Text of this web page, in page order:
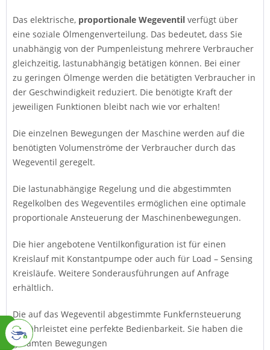
Das elektrische, proportionale Wegeventil verfügt über
eine soziale Ölmengenverteilung. Das bedeutet, dass Sie
unabhängig von der Pumpenleistung mehrere Verbraucher
gleichzeitig, lastunabhängig betätigen können. Bei einer
zu geringen Ölmenge werden die betätigten Verbraucher in
der Geschwindigkeit reduziert. Die benötigte Kraft der
jeweiligen Funktionen bleibt nach wie vor erhalten!
Die einzelnen Bewegungen der Maschine werden auf die
benötigten Volumenströme der Verbraucher durch das
Wegeventil geregelt.
Die lastunabhängige Regelung und die abgestimmten
Regelkolben des Wegeventiles ermöglichen eine optimale
proportionale Ansteuerung der Maschinenbewegungen.
Die hier angebotene Ventilkonfiguration ist für einen
Kreislauf mit Konstantpumpe oder auch für Load – Sensing
Kreisläufe. Weitere Sonderausführungen auf Anfrage
erhältlich.
Die auf das Wegeventil abgestimmte Funkfernsteuerung
gewährleistet eine perfekte Bedienbarkeit. Sie haben die
gesamten Bewegungen